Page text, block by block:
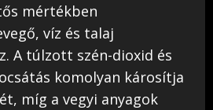
mértékben
víz és talaj
A túlzott szén-dioxid és
komolyan károsítja
míg a vegyi anyagok